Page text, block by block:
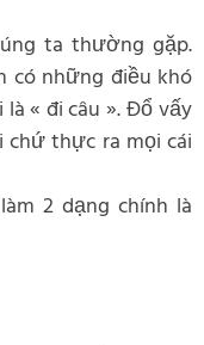
ta thường gặp.
có những điều khó
« đi câu ». Đổ vấy
thực ra mọi cái
2 dạng chính là